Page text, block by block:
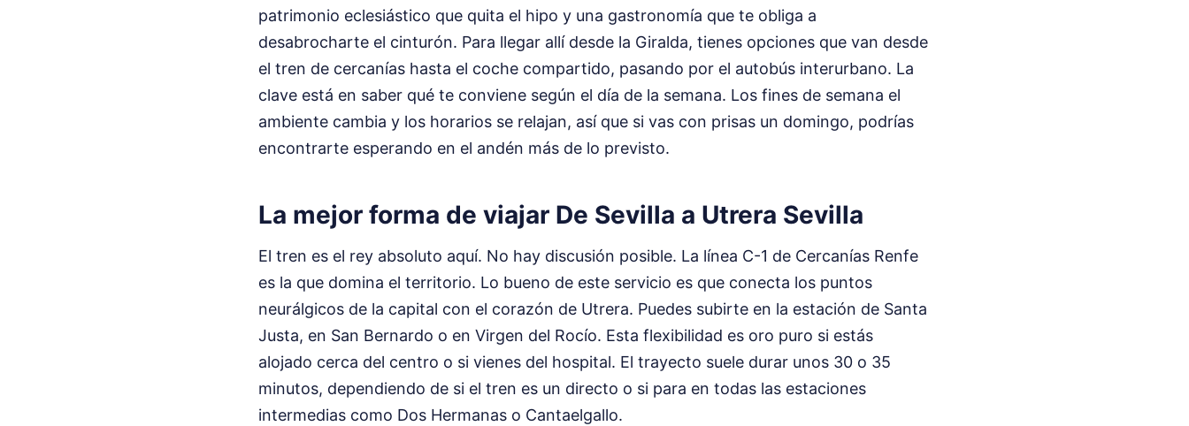
patrimonio eclesiástico que quita el hipo y una gastronomía que te obliga a
desabrocharte el cinturón. Para llegar allí desde la Giralda, tienes opciones que van desde
el tren de cercanías hasta el coche compartido, pasando por el autobús interurbano. La
clave está en saber qué te conviene según el día de la semana. Los fines de semana el
ambiente cambia y los horarios se relajan, así que si vas con prisas un domingo, podrías
encontrarte esperando en el andén más de lo previsto.
La mejor forma de viajar De Sevilla a Utrera Sevilla
El tren es el rey absoluto aquí. No hay discusión posible. La línea C-1 de Cercanías Renfe
es la que domina el territorio. Lo bueno de este servicio es que conecta los puntos
neurálgicos de la capital con el corazón de Utrera. Puedes subirte en la estación de Santa
Justa, en San Bernardo o en Virgen del Rocío. Esta flexibilidad es oro puro si estás
alojado cerca del centro o si vienes del hospital. El trayecto suele durar unos 30 o 35
minutos, dependiendo de si el tren es un directo o si para en todas las estaciones
intermedias como Dos Hermanas o Cantaelgallo.